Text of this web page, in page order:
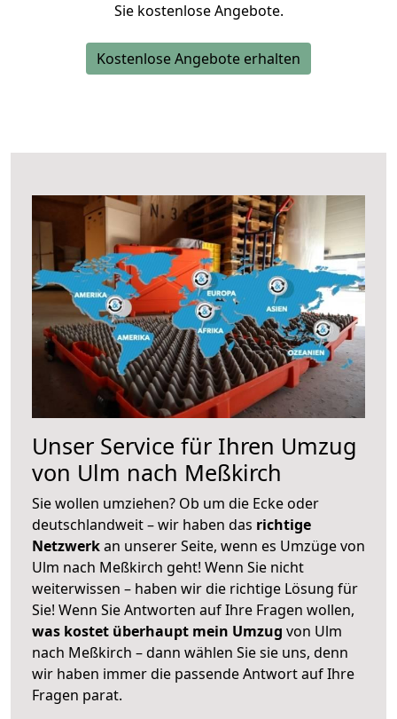
Sie kostenlose Angebote.
Kostenlose Angebote erhalten
Unser Service für Ihren Umzug
von Ulm nach Meßkirch
Sie wollen umziehen? Ob um die Ecke oder
deutschlandweit – wir haben das richtige
Netzwerkan unserer Seite, wenn es Umzüge von
Ulm nach Meßkirch geht! Wenn Sie nicht
weiterwissen – haben wir die richtige Lösung für
Sie! Wenn Sie Antworten auf Ihre Fragen wollen,
was kostet überhaupt mein Umzug von Ulm
nach Meßkirch – dann wählen Sie sie uns, denn
wir haben immer die passende Antwort auf Ihre
Fragen parat.